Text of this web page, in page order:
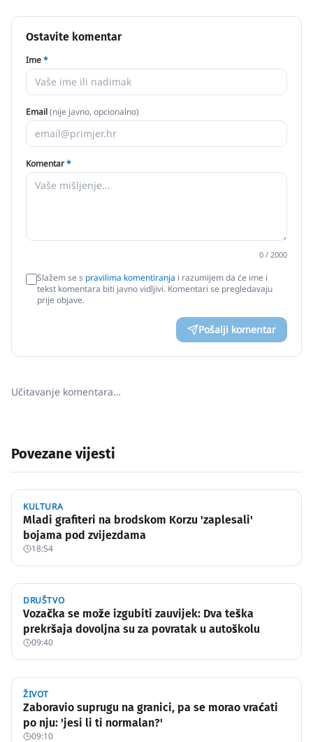
Ostavite komentar
Ime*
Email(nije javno, opcionalno)
Komentar*
0 / 2000
Slažem se s pravilima komentiranja i razumijem da će ime i
tekst komentara biti javno vidljivi. Komentari se pregledavaju
prije objave.
Pošalji komentar
Učitavanje komentara…
Povezane vijesti
KULTURA
Mladi grafiteri na brodskom Korzu 'zaplesali'
bojama pod zvijezdama
18:54
DRUŠTVO
Vozačka se može izgubiti zauvijek: Dva teška
prekršaja dovoljna su za povratak u autoškolu
09:40
ŽIVOT
Zaboravio suprugu na granici, pa se morao vraćati
po nju: 'jesi li ti normalan?'
09:10